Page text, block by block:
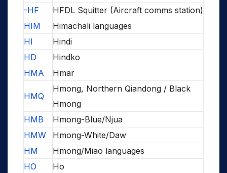
-HF
HFDL Squitter (Aircraft comms station)
HIM
Himachali languages
HI
Hindi
HD
Hindko
HMA
Hmar
HMQ
Hmong, Northern Qiandong / Black
Hmong
HMB
Hmong-Blue/Njua
HMW
Hmong-White/Daw
HM
Hmong/Miao languages
HO
Ho